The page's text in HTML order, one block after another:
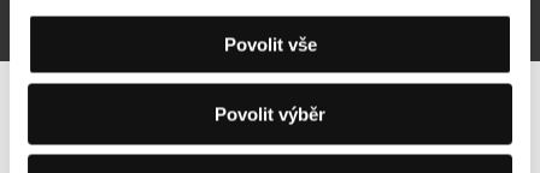
Povolit vše
Povolit výběr
Sledujte nás na síti: